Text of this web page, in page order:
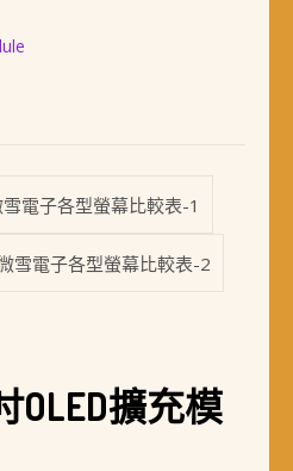
白,
NT$ 758。
電子各型螢幕比較表-1
雪電子各型螢幕比較表-2
OLED擴充模